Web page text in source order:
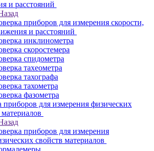
и расстояний
приборов для измерения скорости,
и расстояний
инклинометра
скоростемера
спидометра
тахеометра
тахографа
тахометра
фазометра
приборов для измерения физических
приборов для измерения
свойств материалов